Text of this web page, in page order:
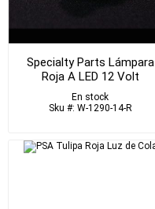
Specialty Parts Lámpara
Roja A LED 12 Volt
En stock
Sku #: W-1290-14-R